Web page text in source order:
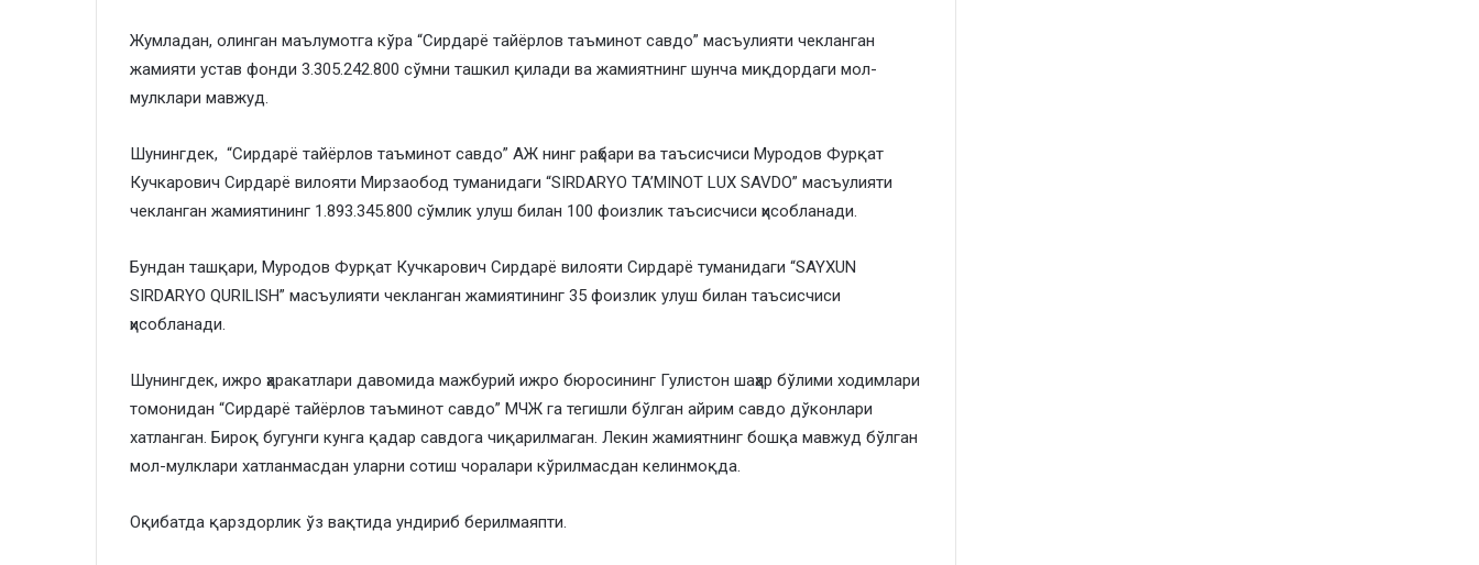
​Жумладан, олинган маълумотга кўра “Сирдарё тайёрлов таъминот савдо” масъулияти чекланган
жамияти устав фонди 3.305.242.800 сўмни ташкил қилади ва жамиятнинг шунча миқдордаги мол-
мулклари мавжуд.
​Шунингдек, “Сирдарё тайёрлов таъминот савдо” АЖ нинг раҳбари ва таъсисчиси Муродов Фурқат
Кучкарович Сирдарё вилояти Мирзаобод туманидаги “SIRDARYO TA’MINOT LUX SAVDO” масъулияти
чекланган жамиятининг 1.893.345.800 сўмлик улуш билан 100 фоизлик таъсисчиси ҳисобланади.
​Бундан ташқари, Муродов Фурқат Кучкарович Сирдарё вилояти Сирдарё туманидаги “SAYXUN
SIRDARYO QURILISH” масъулияти чекланган жамиятининг 35 фоизлик улуш билан таъсисчиси
ҳисобланади.
​Шунингдек, ижро ҳаракатлари давомида мажбурий ижро бюросининг Гулистон шаҳар бўлими ходимлари
томонидан “Сирдарё тайёрлов таъминот савдо” МЧЖ га тегишли бўлган айрим савдо дўконлари
хатланган. Бироқ бугунги кунга қадар савдога чиқарилмаган. Лекин жамиятнинг бошқа мавжуд бўлган
мол-мулклари хатланмасдан уларни сотиш чоралари кўрилмасдан келинмоқда.
​Оқибатда қарздорлик ўз вақтида ундириб берилмаяпти.